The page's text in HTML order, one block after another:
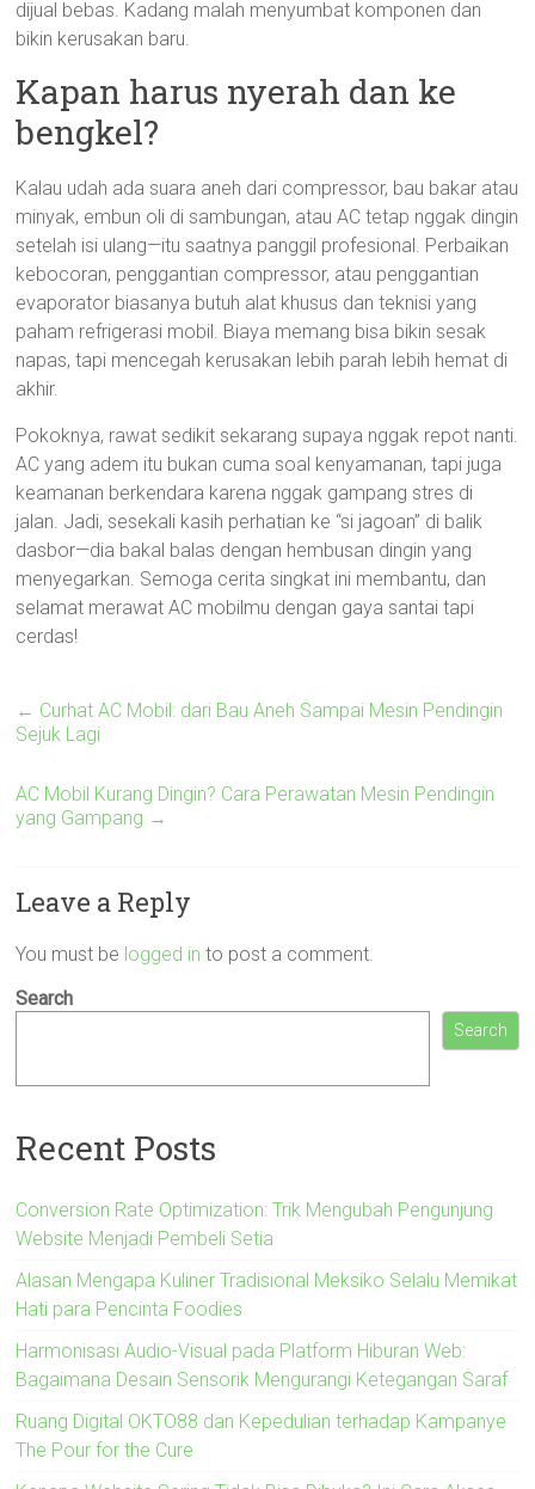
dijual bebas. Kadang malah menyumbat komponen dan
bikin kerusakan baru.
Kapan harus nyerah dan ke
bengkel?
Kalau udah ada suara aneh dari compressor, bau bakar atau
minyak, embun oli di sambungan, atau AC tetap nggak dingin
setelah isi ulang—itu saatnya panggil profesional. Perbaikan
kebocoran, penggantian compressor, atau penggantian
evaporator biasanya butuh alat khusus dan teknisi yang
paham refrigerasi mobil. Biaya memang bisa bikin sesak
napas, tapi mencegah kerusakan lebih parah lebih hemat di
akhir.
Pokoknya, rawat sedikit sekarang supaya nggak repot nanti.
AC yang adem itu bukan cuma soal kenyamanan, tapi juga
keamanan berkendara karena nggak gampang stres di
jalan. Jadi, sesekali kasih perhatian ke “si jagoan” di balik
dasbor—dia bakal balas dengan hembusan dingin yang
menyegarkan. Semoga cerita singkat ini membantu, dan
selamat merawat AC mobilmu dengan gaya santai tapi
cerdas!
← Curhat AC Mobil: dari Bau Aneh Sampai Mesin Pendingin
Sejuk Lagi
AC Mobil Kurang Dingin? Cara Perawatan Mesin Pendingin
yang Gampang →
Leave a Reply
You must be logged in to post a comment.
Search
Search
Recent Posts
Conversion Rate Optimization: Trik Mengubah Pengunjung
Website Menjadi Pembeli Setia
Alasan Mengapa Kuliner Tradisional Meksiko Selalu Memikat
Hati para Pencinta Foodies
Harmonisasi Audio-Visual pada Platform Hiburan Web:
Bagaimana Desain Sensorik Mengurangi Ketegangan Saraf
Ruang Digital OKTO88 dan Kepedulian terhadap Kampanye
The Pour for the Cure